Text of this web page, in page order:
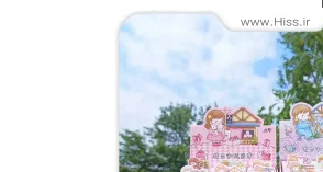
range:
رایگان
through
۳۱,۰۰۰ تومان